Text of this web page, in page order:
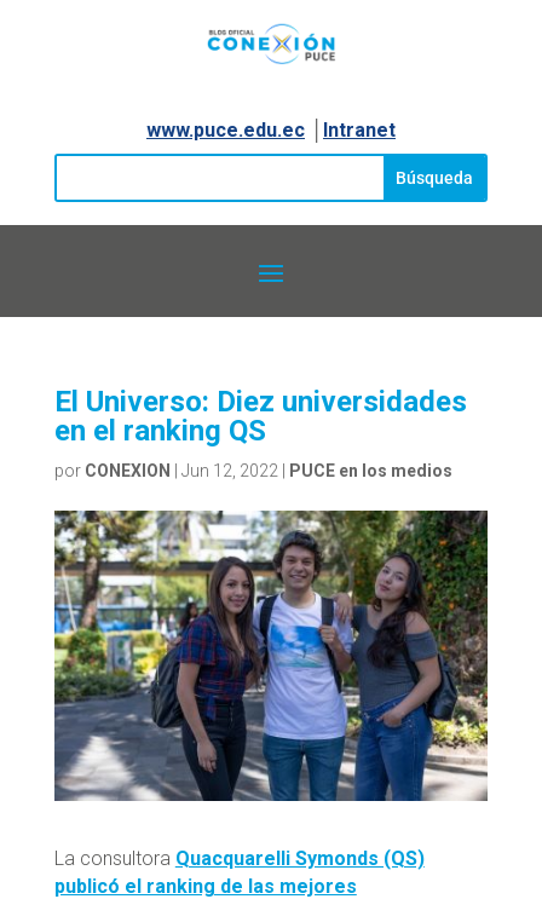
www.puce.edu.ec│ Intranet
El Universo: Diez universidades
en el ranking QS
por CONEXION Jun 12, 2022| PUCE en los medios
La consultora Quacquarelli Symonds (QS)
publicó el ranking de las mejores